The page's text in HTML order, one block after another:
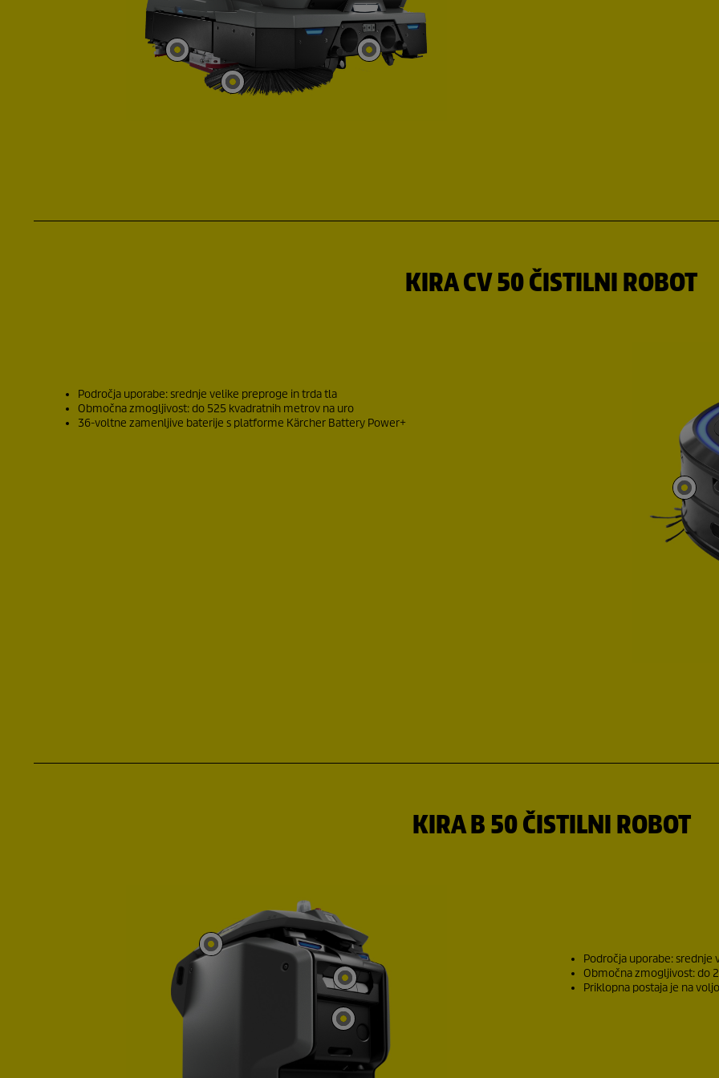
KIRA CV 50 ČISTILNI ROBOT
Področja uporabe: srednje velike preproge in trda tla
Območna zmogljivost: do 525 kvadratnih metrov na uro
36-voltne zamenljive baterije s platforme Kärcher Battery Power+
KIRA B 50 ČISTILNI ROBOT
Področja uporabe: srednje
Območna zmogljivost: do
Priklopna postaja je na